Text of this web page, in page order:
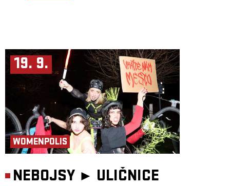
19. 9.
WOMENPOLIS
NEBOJSY ► ULIČNICE